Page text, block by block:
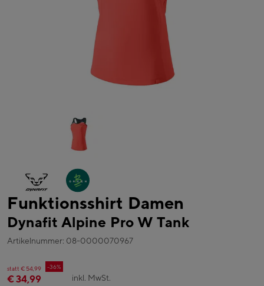
Funktionsshirt Damen
Dynafit Alpine Pro W Tank
Artikelnummer: 08-0000070967
statt € 54,99 -36%
€ 34,99 inkl. MwSt.